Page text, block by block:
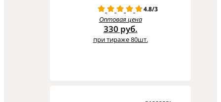
4.8/3
Оптовая цена
330 руб.
при тираже 80шт.